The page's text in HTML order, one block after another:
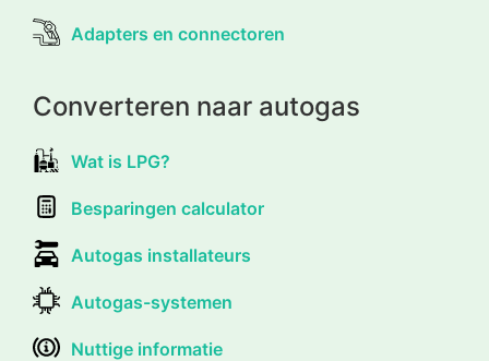
Adapters en connectoren
Converteren naar autogas
Wat is LPG?
Besparingen calculator
Autogas installateurs
Autogas-systemen
Nuttige informatie